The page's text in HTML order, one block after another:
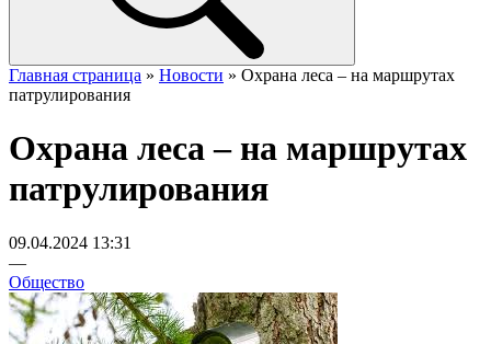
Главная страница » Новости » Охрана леса – на маршрутах
патрулирования
Охрана леса – на маршрутах
патрулирования
09.04.2024 13:31
—
Общество